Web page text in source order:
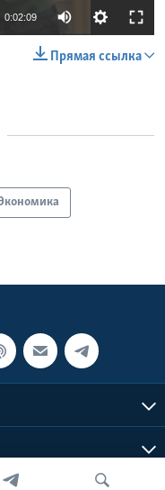
0:02:09
Прямая ссылка